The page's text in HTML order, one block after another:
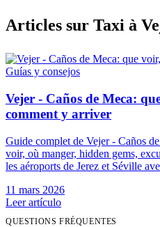
Articles sur Taxi à
Guías y consejos
Vejer - Caños de Meca:
comment y arriver
Guide complet de Vejer - Caños
voir, où manger, hidden gems,
les aéroports de Jerez et Séville
11 mars 2026
Leer artículo
QUESTIONS FRÉQUENTES